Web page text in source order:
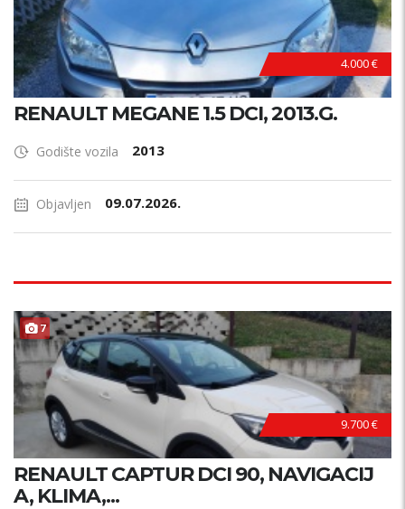
4.000 €
RENAULT MEGANE 1.5 DCI, 2013.G.
Godište vozila 2013
Objavljen 09.07.2026.
7
9.700 €
RENAULT CAPTUR DCI 90, NAVIGACIJ
A, KLIMA,...